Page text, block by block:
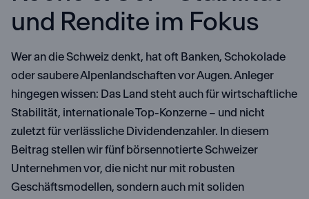
und Rendite im Fokus
Wer an die Schweiz denkt, hat oft Banken, Schokolade
oder saubere Alpenlandschaften vor Augen. Anleger
hingegen wissen: Das Land steht auch für wirtschaftliche
Stabilität, internationale Top-Konzerne – und nicht
zuletzt für verlässliche Dividendenzahler. In diesem
Beitrag stellen wir fünf börsennotierte Schweizer
Unternehmen vor, die nicht nur mit robusten
Geschäftsmodellen, sondern auch mit soliden